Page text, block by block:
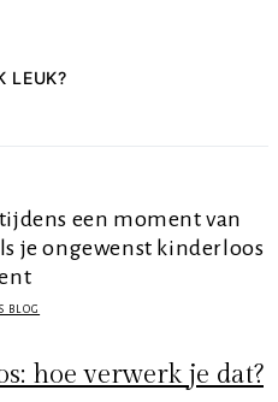
LEUK?
BLOG
hoe verwerk je dat?